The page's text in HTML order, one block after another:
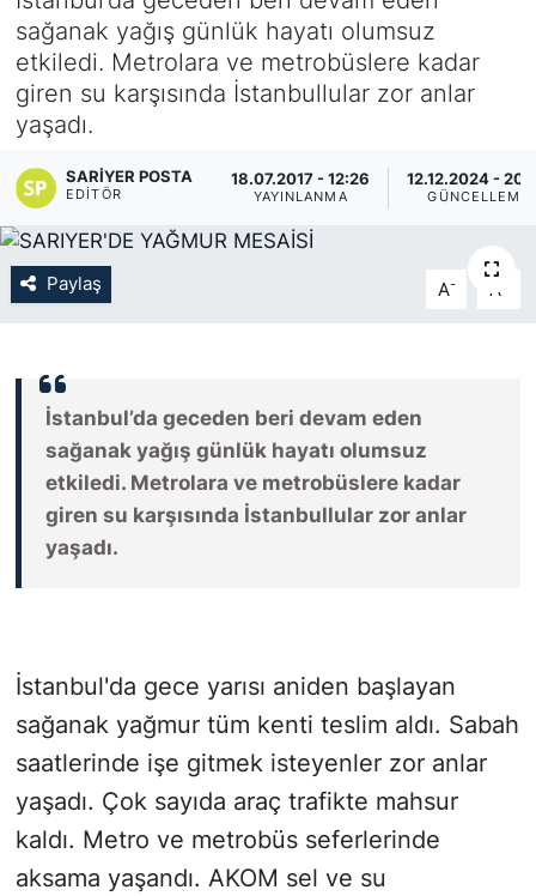
sağanak yağış günlük hayatı olumsuz
etkiledi. Metrolara ve metrobüslere kadar
giren su karşısında İstanbullular zor anlar
yaşadı.
SARIYER POSTA
EDITÖR
18.07.2017 - 12:26
YAYINLANMA
12.12.2024 -
GÜNCELLEME
Paylaş A- A
İstanbul’da geceden beri devam eden
sağanak yağış günlük hayatı olumsuz
etkiledi. Metrolara ve metrobüslere kadar
giren su karşısında İstanbullular zor anlar
yaşadı.
İstanbul'da gece yarısı aniden başlayan
sağanak yağmur tüm kenti teslim aldı. Sabah
saatlerinde işe gitmek isteyenler zor anlar
yaşadı. Çok sayıda araç trafikte mahsur
kaldı. Metro ve metrobüs seferlerinde
aksama yaşandı. AKOM sel ve su
KÖŞE YAZILARI
KÖŞE YAZILARI (Arşiv)
KÜLTÜR SANAT
MAGAZİN
RÖPORTAJ
SARIYER HABERLERİ
SARIYER İMAR BARIŞI
SPOR
TEKNOLOJİ
TÜRKİYE VE DÜNYA GÜNDEMİ